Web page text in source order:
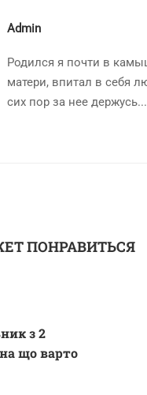
Admin
Родился я почти в
матери, впитал в себя
сих пор за нее держусь...
ПОНРАВИТЬСЯ
з 2
що варто